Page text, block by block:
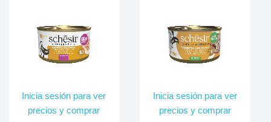
Inicia sesión para ver
precios y comprar
Inicia sesión para ver
precios y comprar